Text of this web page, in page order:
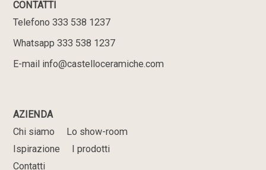
CONTATTI
Telefono 333 538 1237
Whatsapp 333 538 1237
E-mail info@castelloceramiche.com
AZIENDA
Chi siamo
Lo show-room
Ispirazione
I prodotti
Contatti